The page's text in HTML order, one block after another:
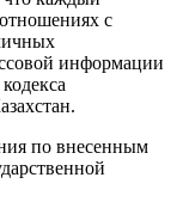
с
информации
по внесенным